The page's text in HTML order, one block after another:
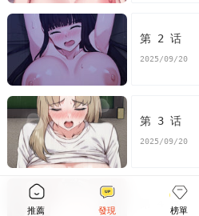
第 2 话
2025/09/20
第 3 话
2025/09/20
第 4 话
推薦 發現 榜單